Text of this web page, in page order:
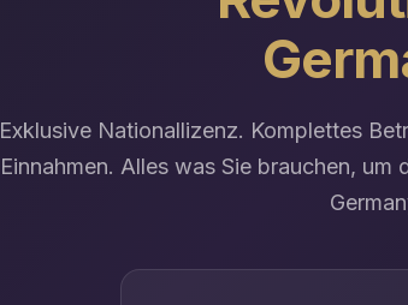
Exklusive Nationallizenz. Komplettes
Einnahmen. Alles was Sie brauchen,